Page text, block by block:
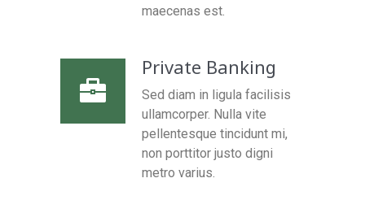
maecenas est.
Private Banking
Sed diam in ligula facilisis
ullamcorper. Nulla vite
pellentesque tincidunt mi,
non porttitor justo digni
metro varius.